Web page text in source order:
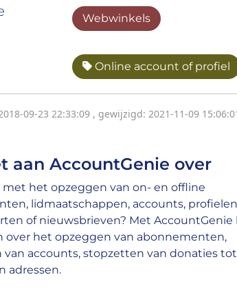
Webwinkels
Online account of profiel
09-23 22:33:09 , gewijzigd: 2021-11-09
aan AccountGenie over
het opzeggen van on- en offline
lidmaatschappen, accounts,
of nieuwsbrieven? Met AccountGenie
over het opzeggen van abonnementen,
van accounts, stopzetten van donaties
adressen.